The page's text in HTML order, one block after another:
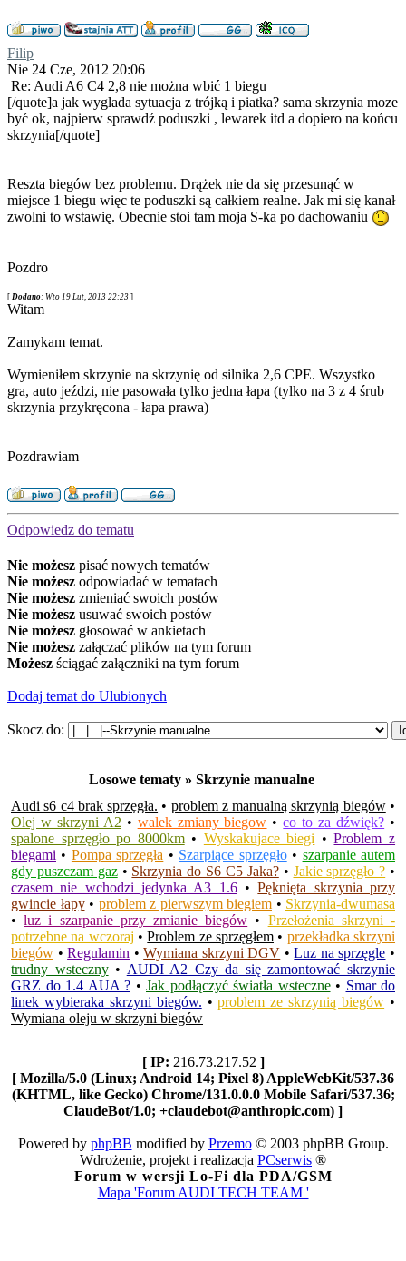
Filip
Nie 24 Cze, 2012 20:06
Re: Audi A6 C4 2,8 nie można wbić 1 biegu
[/quote]a jak wyglada sytuacja z trójką i piatka? sama skrzynia moze
być ok, najpierw sprawdź poduszki , lewarek itd a dopiero na końcu
skrzynia[/quote]
Reszta biegów bez problemu. Drążek nie da się przesunąć w
miejsce 1 biegu więc te poduszki są całkiem realne. Jak mi się kanał
zwolni to wstawię. Obecnie stoi tam moja S-ka po dachowaniu
Pozdro
[ Dodano: Wto 19 Lut, 2013 22:23 ]
Witam
Zamykam temat.
Wymieniłem skrzynie na skrzynię od silnika 2,6 CPE. Wszystko
gra, auto jeździ, nie pasowała tylko jedna łapa (tylko na 3 z 4 śrub
skrzynia przykręcona - łapa prawa)
Pozdrawiam
Odpowiedz do tematu
Nie możesz pisać nowych tematów
Nie możesz odpowiadać w tematach
Nie możesz zmieniać swoich postów
Nie możesz usuwać swoich postów
Nie możesz głosować w ankietach
Nie możesz załączać plików na tym forum
Możesz ściągać załączniki na tym forum
Dodaj temat do Ulubionych
Skocz do:
Losowe tematy » Skrzynie manualne
Audi s6 c4 brak sprzęgła. • problem z manualną skrzynią biegów•
Olej w skrzyni A2 • walek zmiany biegow •co to za dźwięk? •
spalone sprzęgło po 8000km• Wyskakujace biegi •Problem z
biegami • Pompa sprzęgła • Szarpiące sprzęgło• szarpanie autem
gdy puszczam gaz• Skrzynia do S6 C5 Jaka?• Jakie sprzęgło ? •
czasem nie wchodzi jedynka A3 1.6•Pęknięta skrzynia przy
gwincie łapy• problem z pierwszym biegiem • Skrzynia-dwumasa
•luz i szarpanie przy zmianie biegów • Przełożenia skrzyni -
potrzebne na wczoraj •Problem ze sprzęgłem • przekładka skrzyni
biegów •Regulamin •Wymiana skrzyni DGV •Luz na sprzęgle •
trudny wsteczny• AUDI A2 Czy da się zamontować skrzynie
GRZ do 1.4 AUA ? • Jak podłączyć światła wsteczne• Smar do
linek wybieraka skrzyni biegów. •problem ze skrzynią biegów •
Wymiana oleju w skrzyni biegów
[ IP: 216.73.217.52 ]
[ Mozilla/5.0 (Linux; Android 14; Pixel 8) AppleWebKit/537.36
(KHTML, like Gecko) Chrome/131.0.0.0 Mobile Safari/537.36;
ClaudeBot/1.0; +claudebot@anthropic.com) ]
Powered by phpBB modified by Przemo© 2003 phpBB Group.
Wdrożenie, projekt i realizacja PCserwis ®
Forum w wersji Lo-Fi dla PDA/GSM
Mapa 'Forum AUDI TECH TEAM '